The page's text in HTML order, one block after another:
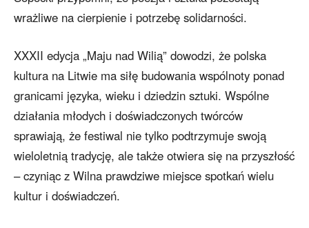
wrażliwe na cierpienie i potrzebę solidarności.
XXXII edycja „Maju nad Wilią” dowodzi, że polska
kultura na Litwie ma siłę budowania wspólnoty ponad
granicami języka, wieku i dziedzin sztuki. Wspólne
działania młodych i doświadczonych twórców
sprawiają, że festiwal nie tylko podtrzymuje swoją
wieloletnią tradycję, ale także otwiera się na przyszłość
– czyniąc z Wilna prawdziwe miejsce spotkań wielu
kultur i doświadczeń.